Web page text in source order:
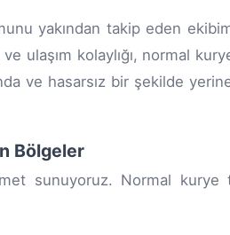
yakından takip eden
ulaşım kolaylığı, normal
ve hasarsız bir şekilde
Bölgeler
sunuyoruz. Normal kurye